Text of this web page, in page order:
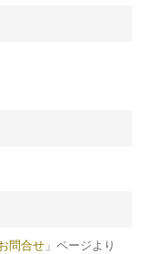
問合せ 」ページより